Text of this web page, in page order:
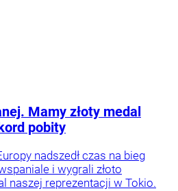
Mamy złoty medal
pobity
nadszedł czas na bieg
i wygrali złoto
naszej reprezentacji w Tokio.